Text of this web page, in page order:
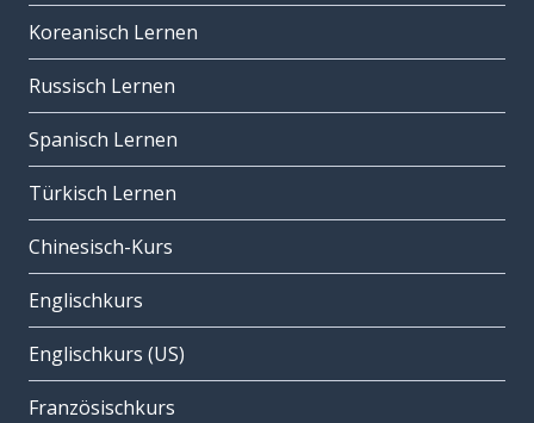
Koreanisch Lernen
Russisch Lernen
Spanisch Lernen
Türkisch Lernen
Chinesisch-Kurs
Englischkurs
Englischkurs (US)
Französischkurs